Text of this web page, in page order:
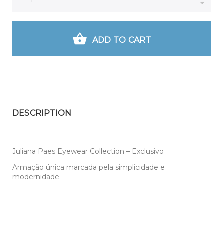
ADD TO CART
DESCRIPTION
Juliana Paes Eyewear Collection – Exclusivo
Armação única marcada pela simplicidade e
modernidade.